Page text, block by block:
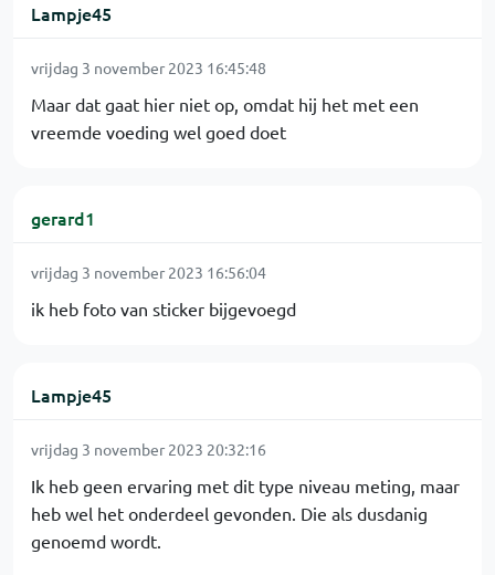
Lampje45
vrijdag 3 november 2023 16:45:48
Maar dat gaat hier niet op, omdat hij het met een
vreemde voeding wel goed doet
gerard1
vrijdag 3 november 2023 16:56:04
ik heb foto van sticker bijgevoegd
Lampje45
vrijdag 3 november 2023 20:32:16
Ik heb geen ervaring met dit type niveau meting, maar
heb wel het onderdeel gevonden. Die als dusdanig
genoemd wordt.